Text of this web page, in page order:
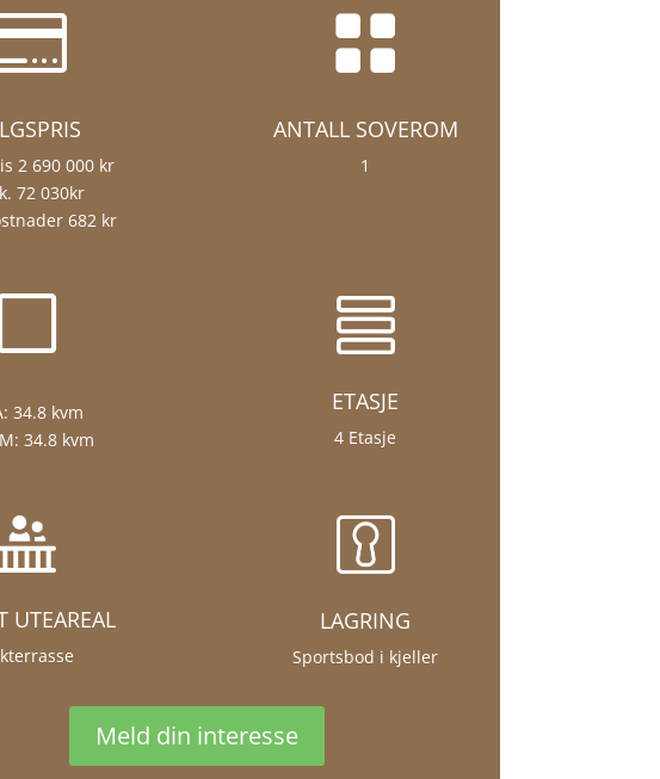
2 690 000 kr
72 030kr
682 kr

ANTALL SOVEROM
1
34.8 kvm
34.8 kvm
ETASJE
4 Etasje
UTEAREAL LAGRING
Sportsbod i kjeller
Meld din interesse